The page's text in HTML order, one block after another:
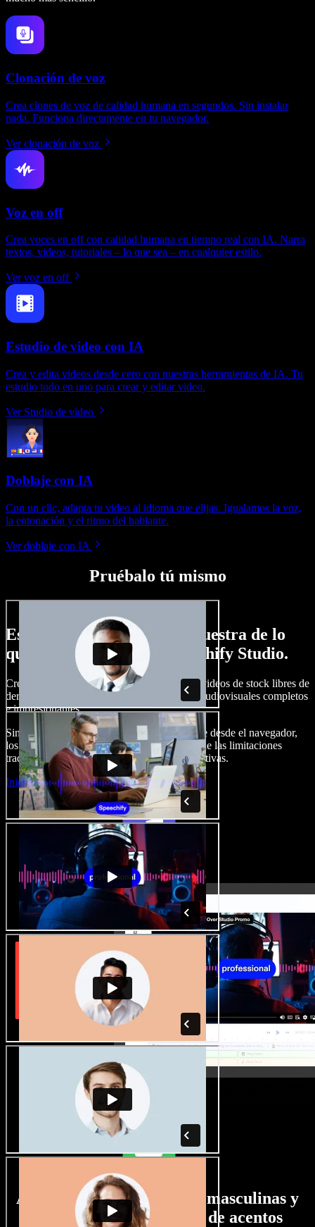
Clonación de voz
Crea clones de voz de calidad humana en segundos. Sin instalar
nada. Funciona directamente en tu navegador.
Ver clonación de voz
Voz en off
Crea voces en off con calidad humana en tiempo real con IA. Narra
textos, videos, tutoriales – lo que sea – en cualquier estilo.
Ver voz en off
Estudio de video con IA
Crea y edita videos desde cero con nuestras herramientas de IA. Tu
estudio todo en uno para crear y editar video.
Ver Studio de video
Doblaje con IA
Con un clic, adapta tu video al idioma que elijas. Igualamos la voz,
la entonación y el ritmo del hablante.
Ver doblaje con IA
Pruébalo tú mismo
Esto es solo una pequeña muestra de lo
que podrás hacer con Speechify Studio.
Crea voces en off, añade imágenes, audio y videos de stock libres de
derechos, clona tu voz y produce proyectos audiovisuales completos
e impresionantes.
Sin curva de aprendizaje y con todo accesible desde el navegador,
los creadores de contenido pueden liberarse de las limitaciones
tradicionales y dar vida a todas sus ideas creativas.
Iniciar Studio
Amplia selección de voces masculinas y
femeninas con todo tipo de acentos